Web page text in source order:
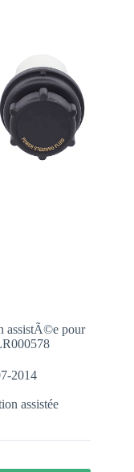
assistÃ©e pour
2014
assistée